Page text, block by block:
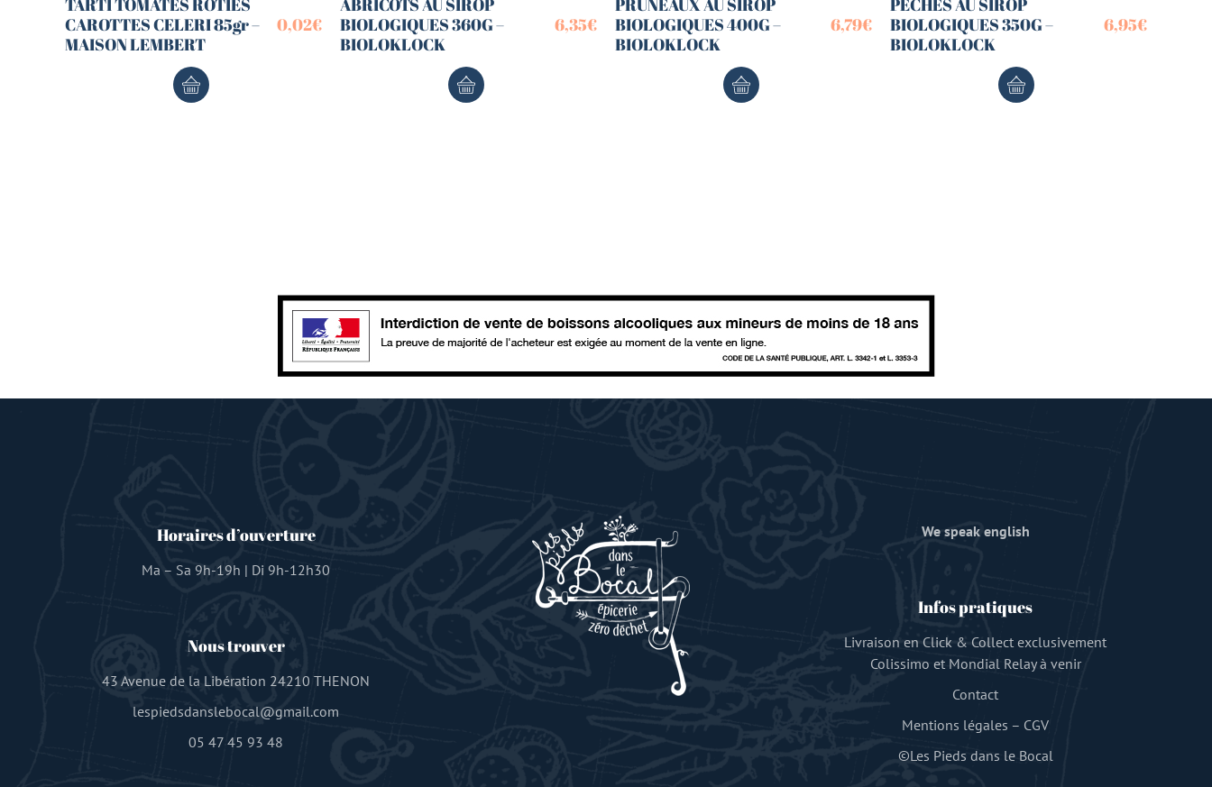
TARTI TOMATES RÔTIES
CAROTTES CELERI 85gr –
MAISON LEMBERT
0,02€
ABRICOTS AU SIROP
BIOLOGIQUES 360G –
BIOLOKLOCK
6,35€
PRUNEAUX AU SIROP
BIOLOGIQUES 400G –
BIOLOKLOCK
6,79€
PECHES AU SIROP
BIOLOGIQUES 350G –
BIOLOKLOCK
6,95€
Horaires d’ouverture
Ma – Sa 9h-19h | Di 9h-12h30
Nous trouver
43 Avenue de la Libération 24210 THENON
lespiedsdanslebocal@gmail.com
05 47 45 93 48
We speak english
Infos pratiques
Livraison en Click & Collect exclusivement
Colissimo et Mondial Relay à venir
Contact
Mentions légales – CGV
©Les Pieds dans le Bocal